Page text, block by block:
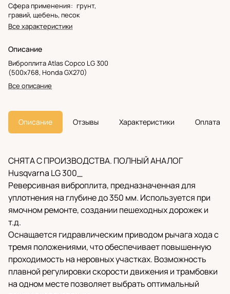
Сфера применения: грунт,
гравий, щебень, песок
Все характеристики
Описание
Виброплита Atlas Copco LG 300
(500x768, Honda GX270)
Все описание
Описание Отзывы Характеристики Оплата
СНЯТА С ПРОИЗВОДСТВА. ПОЛНЫЙ АНАЛОГ
Husqvarna LG 300_
Реверсивная виброплита, предназначенная для
уплотнения на глубине до 350 мм. Используется при
ямочном ремонте, создании пешеходных дорожек и
т.д.
Оснащается гидравлическим приводом рычага хода с
тремя положениями, что обеспечивает повышенную
проходимость на неровных участках. Возможность
плавной регулировки скорости движения и трамбовки
на одном месте позволяет выбрать оптимальный